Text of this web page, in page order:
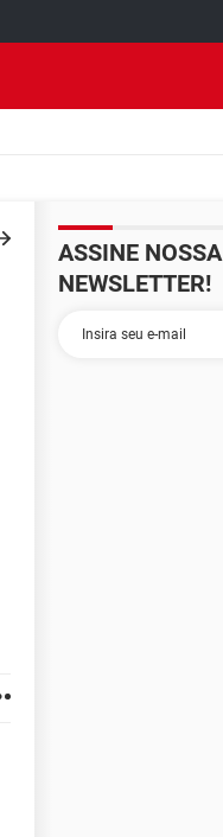
ASSINE NOSSA
NEWSLETTER!